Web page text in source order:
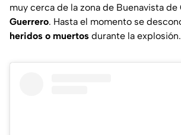
muy cerca de la zona de Buenavista de
Guerrero. Hasta el momento se
heridos o muertos durante la explosión.